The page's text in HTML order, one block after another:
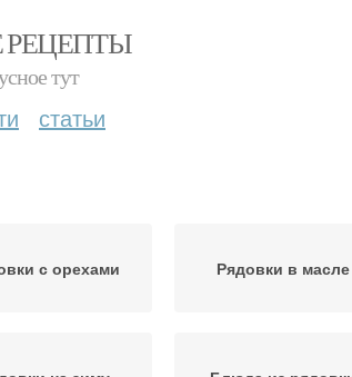
тут
статьи
с орехами Рядовки в масле